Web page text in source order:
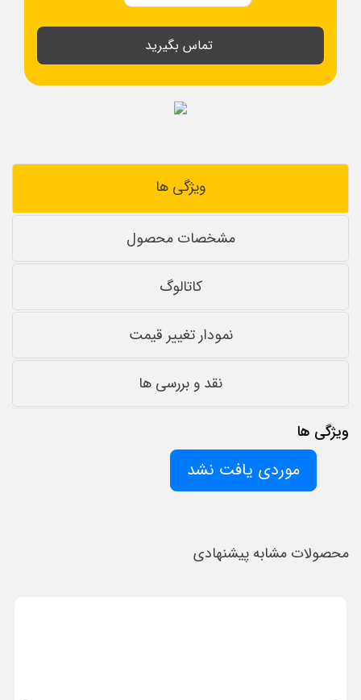
تماس بگیرید
ویژگی ها
مشخصات محصول
کاتالوگ
نمودار تغییر قیمت
نقد و بررسی ها
ویژگی ها
موردی یافت نشد
محصولات مشابه پیشنهادی